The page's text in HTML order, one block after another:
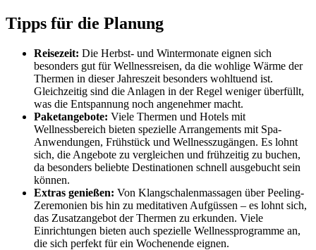
Tipps für die Planung
Reisezeit: Die Herbst- und Wintermonate eignen sich
besonders gut für Wellnessreisen, da die wohlige Wärme der
Thermen in dieser Jahreszeit besonders wohltuend ist.
Gleichzeitig sind die Anlagen in der Regel weniger überfüllt,
was die Entspannung noch angenehmer macht.
Paketangebote: Viele Thermen und Hotels mit
Wellnessbereich bieten spezielle Arrangements mit Spa-
Anwendungen, Frühstück und Wellnesszugängen. Es lohnt
sich, die Angebote zu vergleichen und frühzeitig zu buchen,
da besonders beliebte Destinationen schnell ausgebucht sein
können.
Extras genießen: Von Klangschalenmassagen über Peeling-
Zeremonien bis hin zu meditativen Aufgüssen – es lohnt sich,
das Zusatzangebot der Thermen zu erkunden. Viele
Einrichtungen bieten auch spezielle Wellnessprogramme an,
die sich perfekt für ein Wochenende eignen.